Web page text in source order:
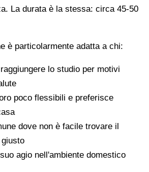
La durata è la stessa: circa 45-50
è particolarmente adatta a chi:
lo studio per motivi
poco flessibili e preferisce
dove non è facile trovare il
agio nell'ambiente domestico